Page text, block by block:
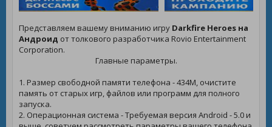
Представляем вашему вниманию игру Darkfire Heroes на
Андроид от толкового разработчика Rovio Entertainment
Corporation.
Главные параметры.
1. Размер свободной памяти телефона - 434M, очистите
память от старых игр, файлов или программ для полного
запуска.
2. Операционная система - Требуемая версия Android - 5.0 и